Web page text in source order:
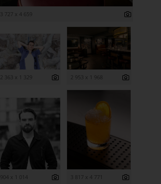
3 727 x 4 659
2 363 x 1 329 2 953 x 1 968
904 x 1 014 3 817 x 4 771